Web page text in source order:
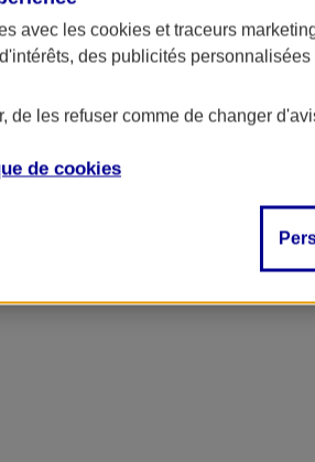
accident, décès…)
avec les cookies et traceurs
des publicités
de les refuser comme de changer
de cookies